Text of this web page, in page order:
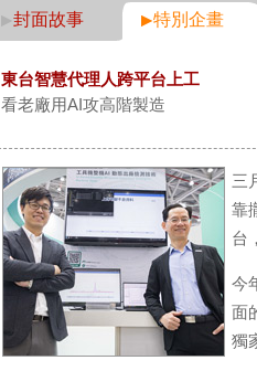
封面故事 特別企畫
東台智慧代理人跨平台上工
看老廠用AI攻高階製造
三
靠
台
今
面
獨